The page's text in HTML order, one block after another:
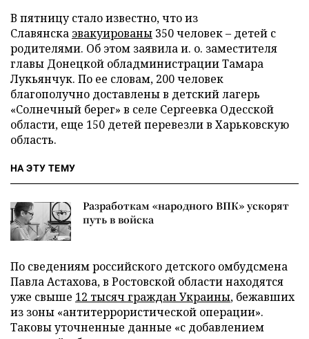
В пятницу стало известно, что из
Славянска эвакуированы 350 человек– детей с
родителями. Об этом заявила и. о. заместителя
главы Донецкой обладминистрации Тамара
Лукьянчук. По ее словам, 200 человек
благополучно доставлены в детский лагерь
«Солнечный берег» в селе Сергеевка Одесской
области, еще 150 детей перевезли в Харьковскую
область.
НА ЭТУ ТЕМУ
Разработкам «народного ВПК» ускорят
путь в войска
По сведениям российского детского омбудсмена
Павла Астахова, в Ростовской области находятся
уже свыше 12 тысяч граждан Украины, бежавших
из зоны «антитеррористической операции».
Таковы уточненные данные «с добавлением